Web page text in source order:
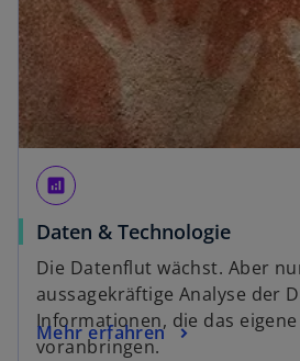
analytics
Daten & Technologie
Die Datenflut wächst. Aber
aussagekräftige Analyse der
Informationen, die das
voranbringen.
Mehr erfahren